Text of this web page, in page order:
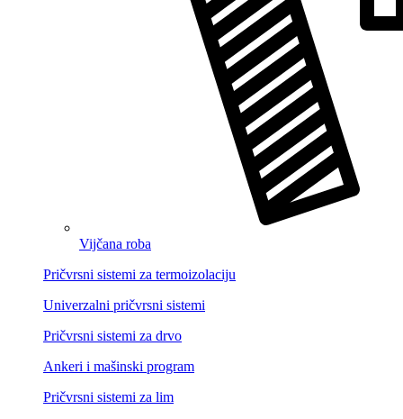
Vijčana roba
Pričvrsni sistemi za termoizolaciju
Univerzalni pričvrsni sistemi
Pričvrsni sistemi za drvo
Ankeri i mašinski program
Pričvrsni sistemi za lim